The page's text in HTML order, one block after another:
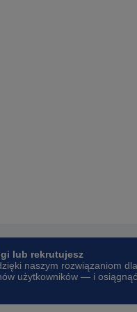
lub rekrutujesz
naszym rozwiązaniom dla
użytkowników — i osiągnąć